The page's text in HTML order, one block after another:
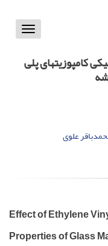
Toggle
کامپوزیتهای پلی
علوی
Effect of Ethylene
Properties of Glass